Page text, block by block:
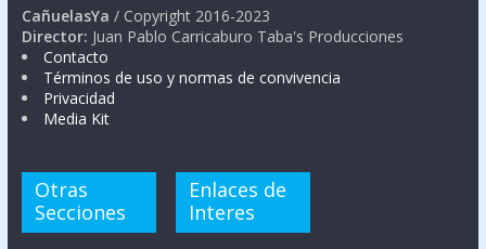
CañuelasYa / Copyright 2016-2023
Director: Juan Pablo Carricaburo Taba's Producciones
Contacto
Términos de uso y normas de convivencia
Privacidad
Media Kit
Otras
Secciones
Enlaces de
Interes